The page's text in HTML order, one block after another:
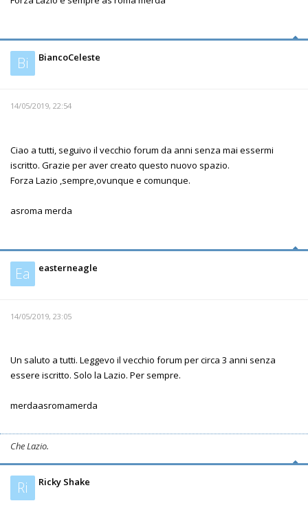
Bi BiancoCeleste
14/05/2019, 22:54
Ciao a tutti, seguivo il vecchio forum da anni senza mai essermi
iscritto. Grazie per aver creato questo nuovo spazio.
Forza Lazio ,sempre,ovunque e comunque.
asroma merda
Ea easterneagle
14/05/2019, 23:05
Un saluto a tutti. Leggevo il vecchio forum per circa 3 anni senza
essere iscritto. Solo la Lazio. Per sempre.
merdaasromamerda
Che Lazio.
Ri Ricky Shake